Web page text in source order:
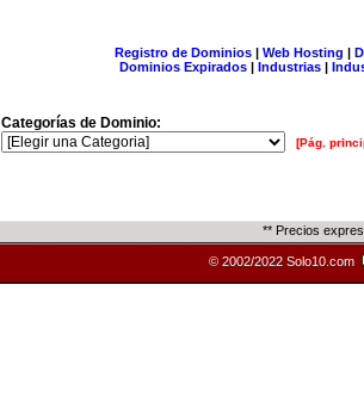
Registro de Dominios| Web Hosting |
Dominios Expirados | Industrias |
Categorías de Dominio:
[Pág.
** Precios
© 2002/2022 Solo10.com